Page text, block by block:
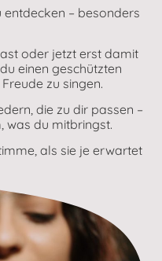
entdecken – besonders
oder jetzt erst damit
einen geschützten
zu singen.
die zu dir passen –
was du mitbringst.
als sie je erwartet